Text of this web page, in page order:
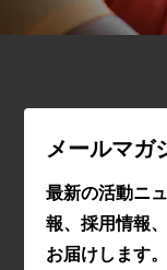
メールマガ
最新の活動ニ
報、採用情報
お届けします。